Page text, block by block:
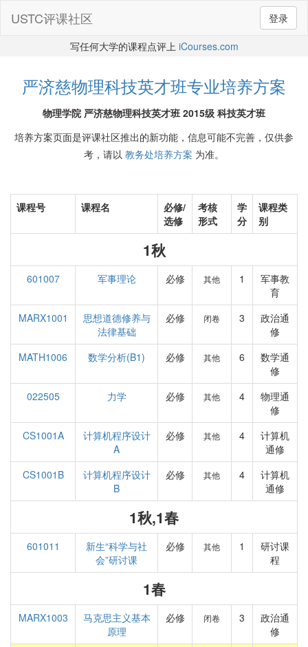
登录
USTC评课社区
写任何大学的课程点评上 iCourses.com
严济慈物理科技英才班专业培养方案
物理学院 严济慈物理科技英才班 2015级 科技英才班
培养方案页面是评课社区推出的新功能，信息可能不完善，仅供参
考，请以 教务处培养方案 为准。
课程号 课程名
必修/
选修
考核
形式
学
分
课程类
别
1秋
601007 军事理论 必修 其他 1
军事教
育
MARX1001
思想道德修养与
法律基础
必修 闭卷 3
政治通
修
MATH1006
数学分析(B1) 必修 其他 6
数学通
修
022505
力学 必修 其他 4
物理通
修
CS1001A
计算机程序设计
A
必修 其他 4
计算机
通修
CS1001B
计算机程序设计
B
必修 其他 4
计算机
通修
1秋,1春
601011
新生“科学与社
会”研讨课
必修 其他 1
研讨课
程
1春
MARX1003
马克思主义基本
原理
必修 闭卷 3
政治通
修